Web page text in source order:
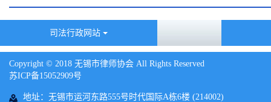
司法行政网站
Copyright © 2018 无锡市律师协会 All Rights Reserved
苏ICP备15052909号
地址：无锡市运河东路555号时代国际A栋6楼 (214002)